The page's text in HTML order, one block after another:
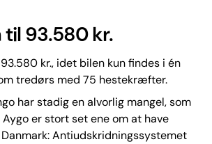
til 93.580 kr.
kr., idet bilen kun findes i én
tredørs med 75 hestekræfter.
har stadig en alvorlig mangel, som
Aygo er stort set ene om at have
Antiudskridningssystemet